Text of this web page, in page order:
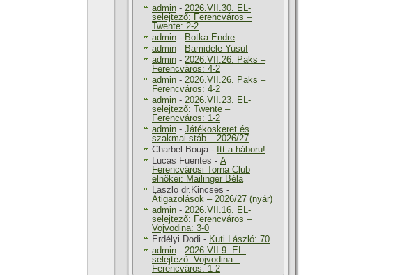
admin - 2026.VII.30. EL-
selejtező: Ferencváros –
Twente: 2-2
admin - Botka Endre
admin - Bamidele Yusuf
admin - 2026.VII.26. Paks –
Ferencváros: 4-2
admin - 2026.VII.26. Paks –
Ferencváros: 4-2
admin - 2026.VII.23. EL-
selejtező: Twente –
Ferencváros: 1-2
admin - Játékoskeret és
szakmai stáb – 2026/27
Charbel Bouja- Itt a háboru!
Lucas Fuentes - A
Ferencvárosi Torna Club
elnökei: Mailinger Béla
Laszlo dr.Kincses -
Átigazolások – 2026/27 (nyár)
admin - 2026.VII.16. EL-
selejtező: Ferencváros –
Vojvodina: 3-0
Erdélyi Dodi - Kuti László: 70
admin - 2026.VII.9. EL-
selejtező: Vojvodina –
Ferencváros: 1-2